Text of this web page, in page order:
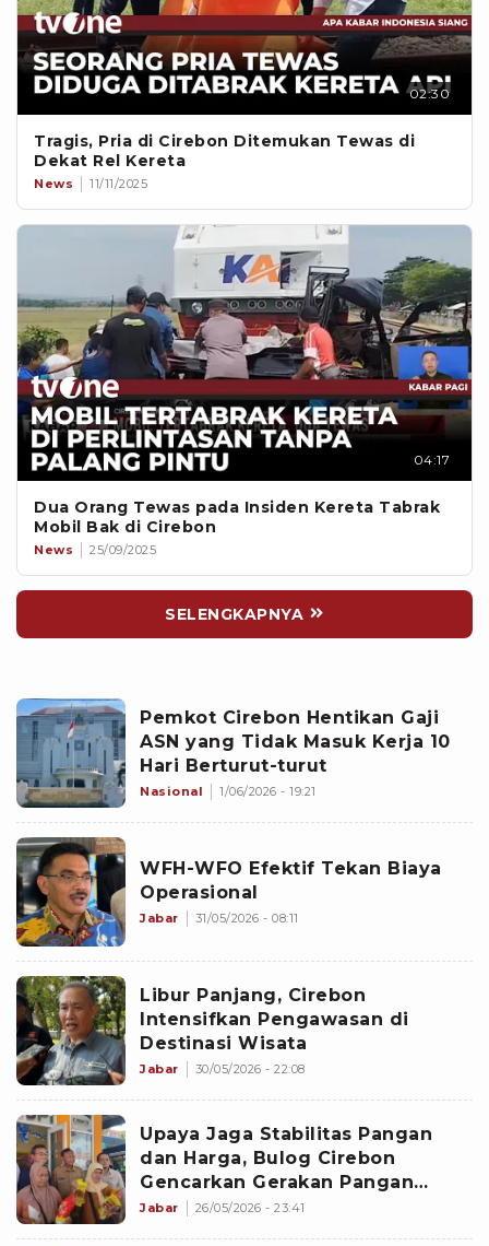
02:30
Tragis, Pria di Cirebon Ditemukan Tewas di
Dekat Rel Kereta
News 11/11/2025
04:17
Dua Orang Tewas pada Insiden Kereta Tabrak
Mobil Bak di Cirebon
News 25/09/2025
SELENGKAPNYA
Pemkot Cirebon Hentikan Gaji
ASN yang Tidak Masuk Kerja 10
Hari Berturut-turut
Nasional 1/06/2026 - 19:21
WFH-WFO Efektif Tekan Biaya
Operasional
Jabar 31/05/2026 - 08:11
Libur Panjang, Cirebon
Intensifkan Pengawasan di
Destinasi Wisata
Jabar 30/05/2026 - 22:08
Upaya Jaga Stabilitas Pangan
dan Harga, Bulog Cirebon
Gencarkan Gerakan Pangan
Murah
Jabar 26/05/2026 - 23:41